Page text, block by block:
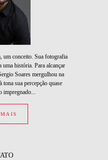
um conceito. Sua fotografia
uma história. Para alcançar
Soares mergulhou na
tona sua percepção quase
impregnado...